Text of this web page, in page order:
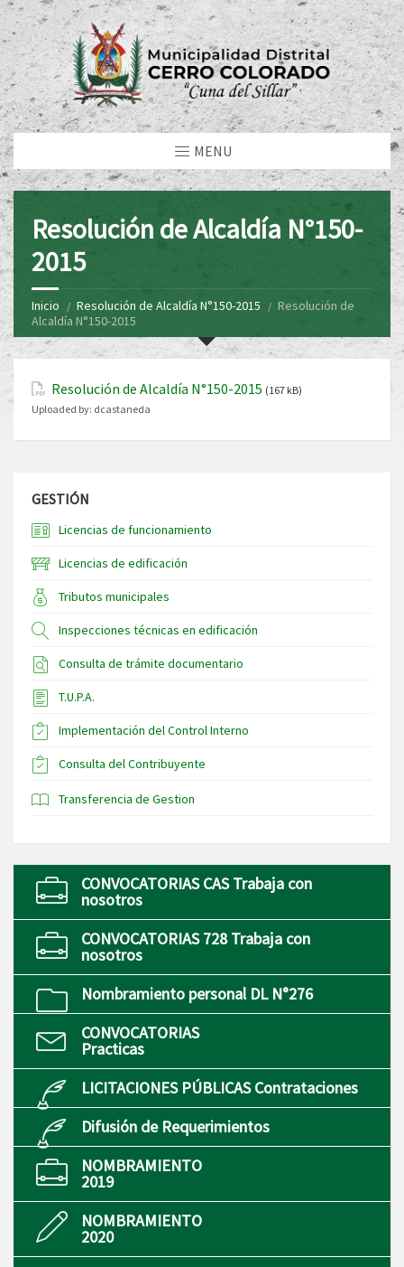
MENU
Resolución de Alcaldía N°150-
2015
Inicio Resolución de Alcaldía N°150-2015
Resolución de
Alcaldía N°150-2015
Resolución de Alcaldía N°150-2015 (167 kB)
Uploaded by: dcastaneda
GESTIÓN
Licencias de funcionamiento
Licencias de edificación
Tributos municipales
Inspecciones técnicas en edificación
Consulta de trámite documentario
T.U.P.A.
Implementación del Control Interno
Consulta del Contribuyente
Transferencia de Gestion
CONVOCATORIAS CAS Trabaja con
nosotros
CONVOCATORIAS 728 Trabaja con
nosotros
Nombramiento personal DL N°276
CONVOCATORIAS
Practicas
LICITACIONES PÚBLICAS Contrataciones
Difusión de Requerimientos
NOMBRAMIENTO
2019
NOMBRAMIENTO
2020